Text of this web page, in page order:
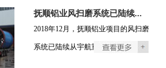
抚顺铝业风扫磨系统已陆续...
2018年12月，抚顺铝业项目的风扫磨
系统已陆续从宇航重工发货